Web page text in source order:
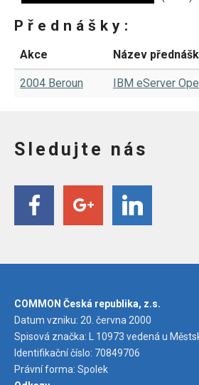
Přednášky:
Akce Název
2004 Beroun IBM eServer
Sledujte nás
COMMON Česká republika, z.s.
Datum vzniku: 20. června 2000
Spisová značka: L 10973 vedená u
Identifikační číslo: 70849706
Právní forma: Spolek